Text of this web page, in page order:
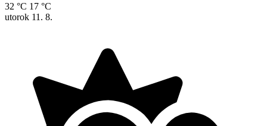
32 °C 17 °C
utorok 11. 8.